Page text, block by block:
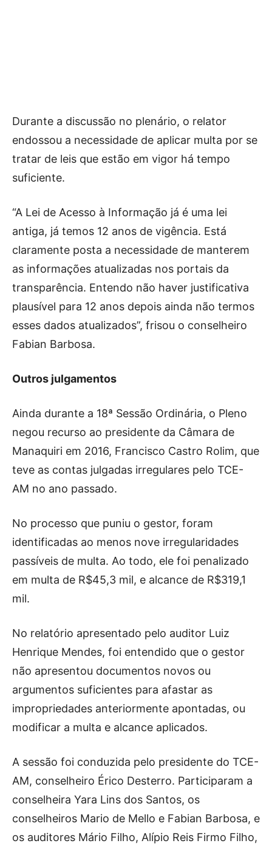
Durante a discussão no plenário, o relator
endossou a necessidade de aplicar multa por se
tratar de leis que estão em vigor há tempo
suficiente.
“A Lei de Acesso à Informação já é uma lei
antiga, já temos 12 anos de vigência. Está
claramente posta a necessidade de manterem
as informações atualizadas nos portais da
transparência. Entendo não haver justificativa
plausível para 12 anos depois ainda não termos
esses dados atualizados”, frisou o conselheiro
Fabian Barbosa.
Outros julgamentos
Ainda durante a 18ª Sessão Ordinária, o Pleno
negou recurso ao presidente da Câmara de
Manaquiri em 2016, Francisco Castro Rolim, que
teve as contas julgadas irregulares pelo TCE-
AM no ano passado.
No processo que puniu o gestor, foram
identificadas ao menos nove irregularidades
passíveis de multa. Ao todo, ele foi penalizado
em multa de R$45,3 mil, e alcance de R$319,1
mil.
No relatório apresentado pelo auditor Luiz
Henrique Mendes, foi entendido que o gestor
não apresentou documentos novos ou
argumentos suficientes para afastar as
impropriedades anteriormente apontadas, ou
modificar a multa e alcance aplicados.
A sessão foi conduzida pelo presidente do TCE-
AM, conselheiro Érico Desterro. Participaram a
conselheira Yara Lins dos Santos, os
conselheiros Mario de Mello e Fabian Barbosa, e
os auditores Mário Filho, Alípio Reis Firmo Filho,